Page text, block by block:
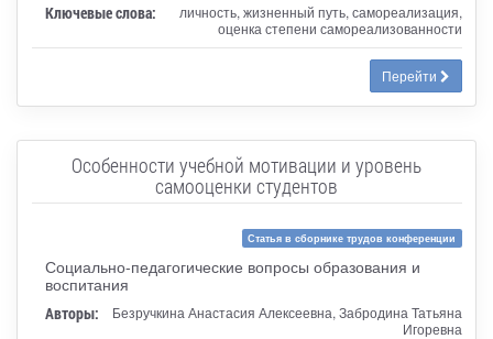
Ключевые слова:
личность, жизненный путь, самореализация,
оценка степени самореализованности
Перейти
Особенности учебной мотивации и уровень
самооценки студентов
Статья в сборнике трудов конференции
Социально-педагогические вопросы образования и
воспитания
Авторы:
Безручкина Анастасия Алексеевна, Забродина Татьяна
Игоревна